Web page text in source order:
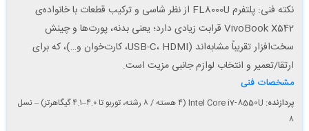
نکته فنی: پلتفرم FL8000U از نظر شاسی و ترکیب قطعات با خانواده‌ی
VivoBook X542 قرابت زیادی دارد؛ یعنی بدنه، پورت‌ها و چینش
سخت‌افزار تقریباً مشابه‌اند (USB-C، HDMI، کارت‌خوان و…)، که برای
ارتقا/تعمیر و انتخاب لوازم جانبی مزیت است.
مشخصات فنی
پردازنده:
Intel Core i7-8550U (۴ هسته / ۸ رشته، توربو تا ۴.۰–۴.۱ گیگاهرتز) – نسل
۸